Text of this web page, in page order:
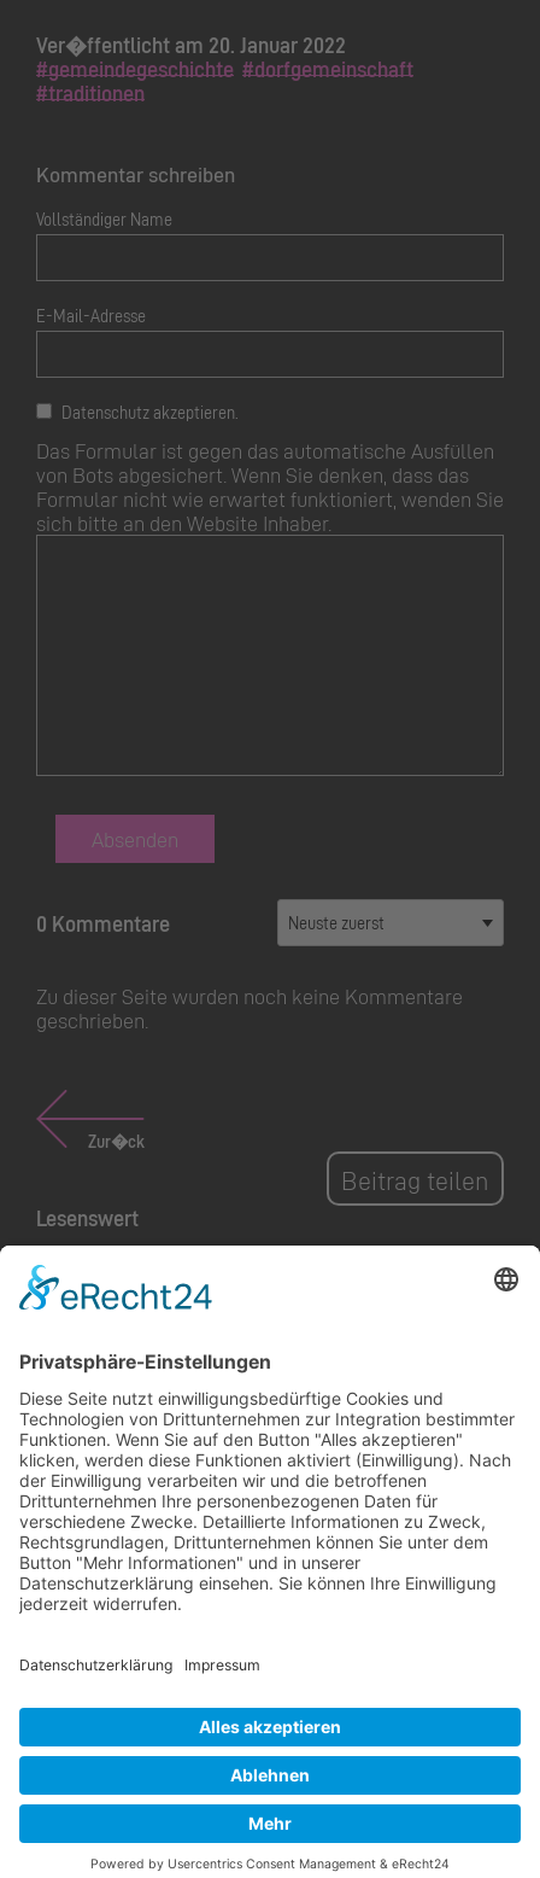
Ver�ffentlicht am 20. Januar 2022
#gemeindegeschichte #dorfgemeinschaft
#traditionen
Kommentar schreiben
Vollständiger Name
E-Mail-Adresse
Datenschutz akzeptieren.
Das Formular ist gegen das automatische Ausfüllen
von Bots abgesichert. Wenn Sie denken, dass das
Formular nicht wie erwartet funktioniert, wenden Sie
sich bitte an den Website Inhaber.
Absenden
0 Kommentare
Zu dieser Seite wurden noch keine Kommentare
geschrieben.
Zur�ck
Beitrag teilen
Lesenswert
Liechtensteiner
Gemeinde Schaan
Landstrasse 19, 9494 Schaan
Impressum